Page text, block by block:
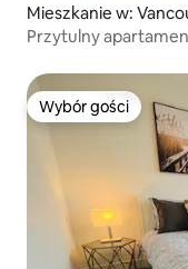
Mieszkanie w:
Przytulny
Wybór gości
Wybór gości